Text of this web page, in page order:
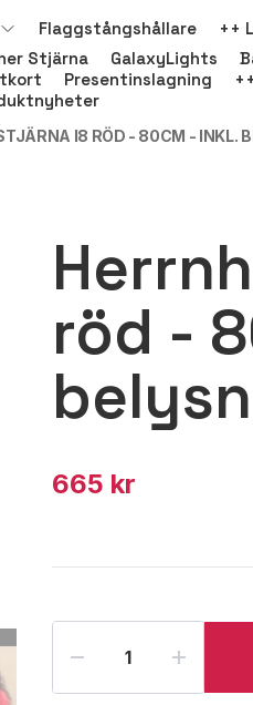
Flaggstångshållare
++
Stjärna GalaxyLights
Presentinslagning
I8 RÖD - 80CM - INKL.
röd -
665 kr